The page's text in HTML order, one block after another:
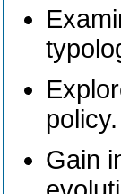
policy.
Gain